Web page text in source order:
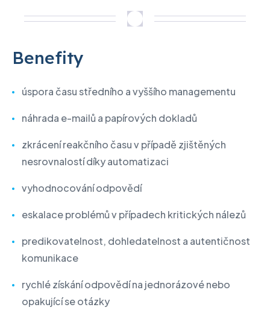
Benefity
úspora času středního a vyššího managementu
náhrada e-mailů a papírových dokladů
zkrácení reakčního času v případě zjištěných
nesrovnalostí díky automatizaci
vyhodnocování odpovědí
eskalace problémů v případech kritických nálezů
predikovatelnost, dohledatelnost a autentičnost
komunikace
rychlé získání odpovědí na jednorázové nebo
opakující se otázky